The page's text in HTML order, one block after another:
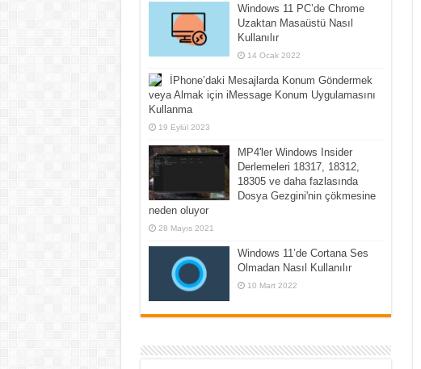
Windows 11 PC’de Chrome
Uzaktan Masaüstü Nasıl
Kullanılır
14 Ocak 2022
İPhone’daki Mesajlarda Konum Göndermek
veya Almak için iMessage Konum Uygulamasını
Kullanma
19 Eylül 2023
MP4'ler Windows Insider
Derlemeleri 18317, 18312,
18305 ve daha fazlasında
Dosya Gezgini'nin çökmesine
neden oluyor
28 Mayıs 2021
Windows 11’de Cortana Ses
Olmadan Nasıl Kullanılır
10 Mart 2022